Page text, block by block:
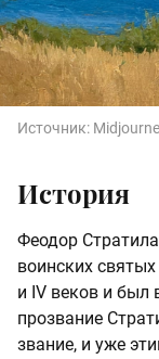
Источник:
История
Феодор
воинских
и IV веков и был
прозвание
звание, и уже